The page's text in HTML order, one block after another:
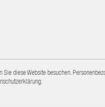
diese Website besuchen.